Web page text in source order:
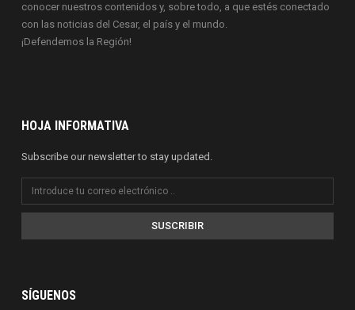
conocer nuestros contenidos y, sobre todo, a que estés conectado
con las noticias del Cesar, el país y el mundo.
¡Defendemos la Región!
HOJA INFORMATIVA
Subscribe our newsletter to stay updated.
SUSCRIBIR
SÍGUENOS